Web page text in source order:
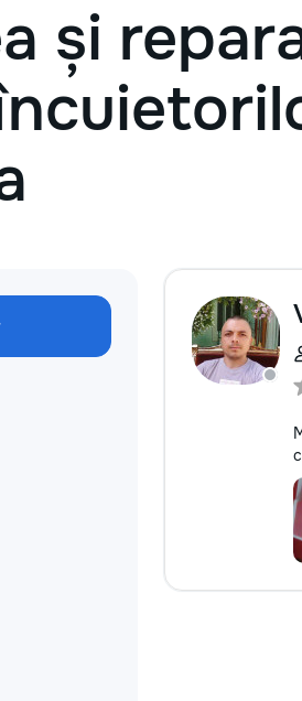
обойдется на 30–50%
Оригинальные
Используем только
или качественные
ремонтирую 👕
техника
Электропроводку и все
с электрикой
работы. Ваша техника
искрит или не
спешите покупать
și